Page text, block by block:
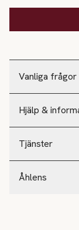
Vanliga frågor
Hjälp &
Tjänster
Åhlens